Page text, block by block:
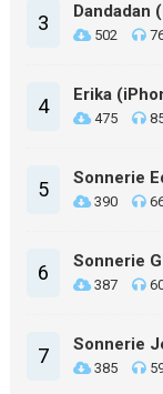
3 Dandadan
502
4 Erika
475
5 Sonnerie
390
6 Sonnerie
387
7 Sonnerie
385